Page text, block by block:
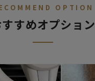
OPTION
すめオプション